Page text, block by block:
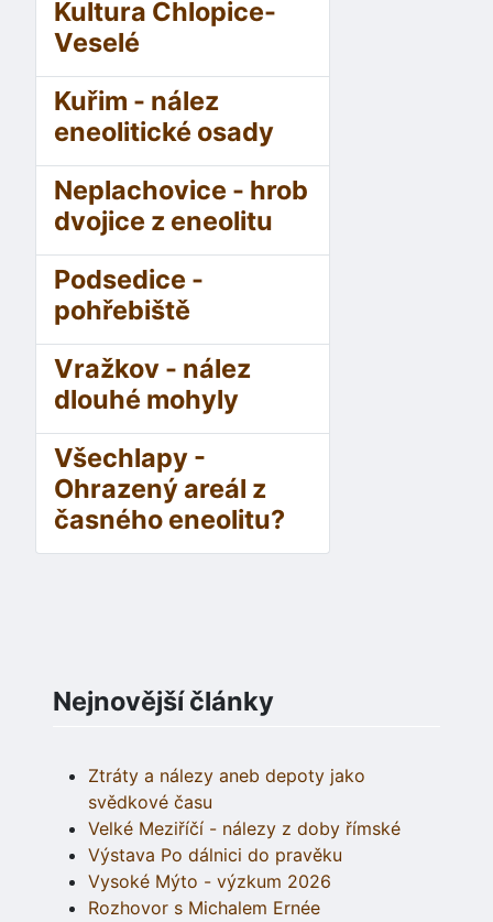
Kultura Chlopice-
Veselé
Kuřim - nález
eneolitické osady
Neplachovice - hrob
dvojice z eneolitu
Podsedice -
pohřebiště
Vražkov - nález
dlouhé mohyly
Všechlapy -
Ohrazený areál z
časného eneolitu?
Nejnovější články
Ztráty a nálezy aneb depoty jako
svědkové času
Velké Meziříčí - nálezy z doby římské
Výstava Po dálnici do pravěku
Vysoké Mýto - výzkum 2026
Rozhovor s Michalem Ernée